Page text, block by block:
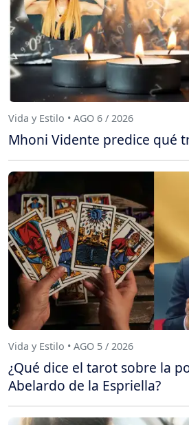
Vida y Estilo • AGO 6 / 2026
Mhoni Vidente predice qué
Vida y Estilo • AGO 5 / 2026
¿Qué dice el tarot sobre la
Abelardo de la Espriella?